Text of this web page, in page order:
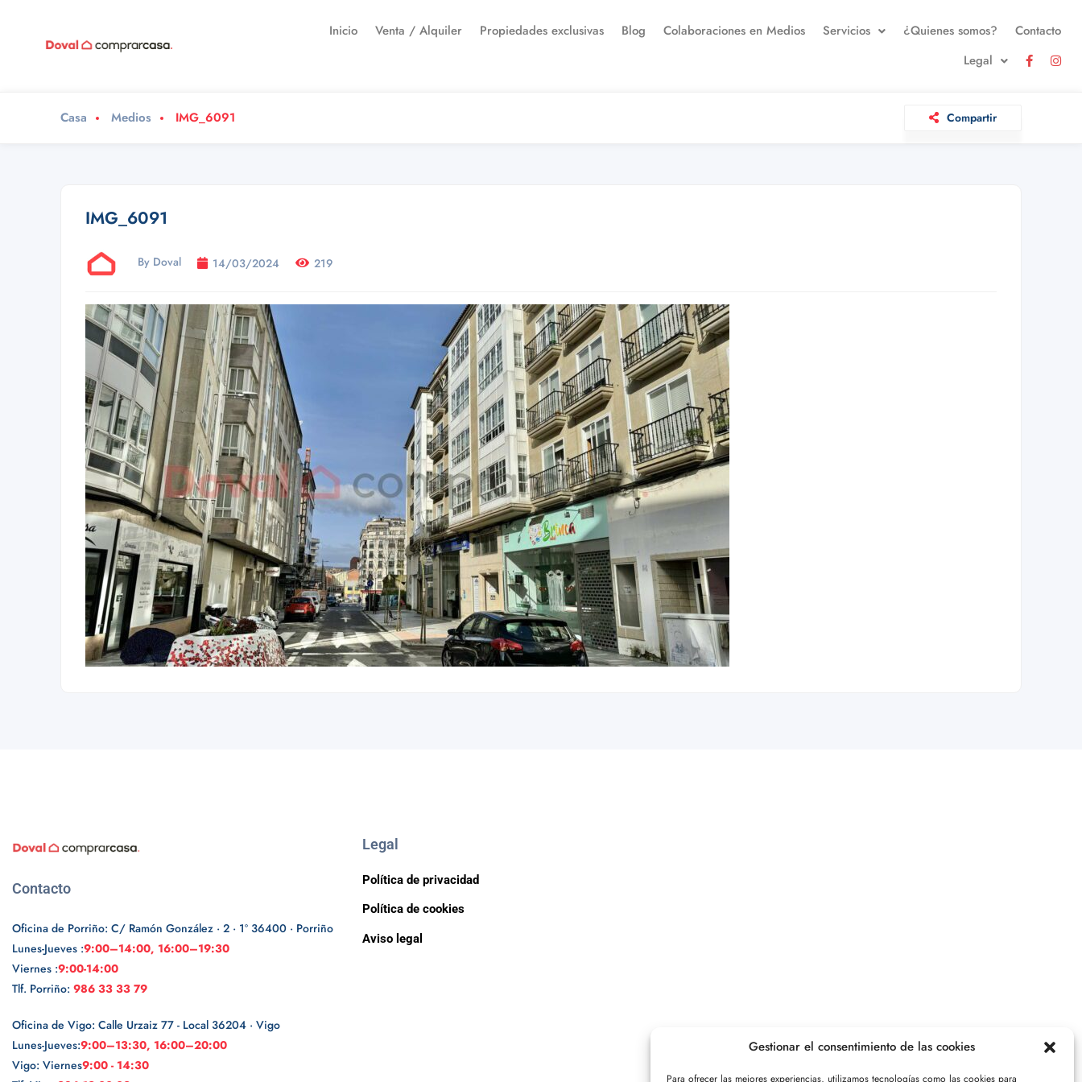
Gestionar el consentimiento de las cookies
Para ofrecer las mejores experiencias, utilizamos tecnologías como las cookies para
Inicio Venta / Alquiler Propiedades exclusivas Blog Colaboraciones en Medios Servicios ¿Quienes somos?
Contacto
Legal
Casa Medios IMG_6091 Compartir
IMG_6091
By Doval 14/03/2024 219
Contacto
Oficina de Porriño: C/ Ramón González · 2 · 1º 36400 · Porriño
Lunes-Jueves :9:00–14:00, 16:00–19:30
Viernes :9:00-14:00
Tlf. Porriño: 986 33 33 79
Oficina de Vigo: Calle Urzaiz 77 - Local 36204 · Vigo
Lunes-Jueves:9:00–13:30, 16:00–20:00
Vigo: Viernes9:00 - 14:30
Legal
Política de privacidad
Política de cookies
Aviso legal